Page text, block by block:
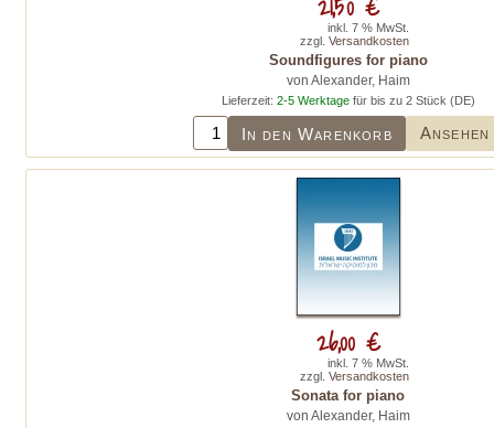
Soundfigures for piano
von Alexander, Haim
Lieferzeit: 2-5 Werktagefür bis zu 2 Stück (DE)
In den Warenkorb Ansehen
inkl. 7 % MwSt.
zzgl. Versandkosten
Sonata for piano
von Alexander, Haim
26,00 €
inkl. 7 % MwSt.
zzgl. Versandkosten